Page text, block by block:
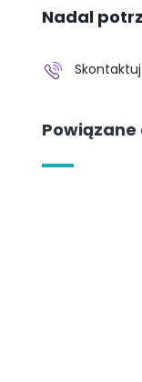
Nadal
Powiązane